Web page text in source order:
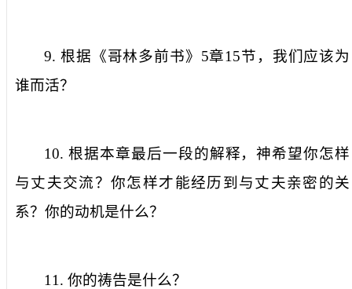
9.根据《哥林多前书》 5章15节，我们应该为
谁而活？
10.根据本章最后一段的解释，神希望你怎样
与丈夫交流？你怎样才能经历到与丈夫亲密的关
系？你的动机是什么？
11.你的祷告是什么？